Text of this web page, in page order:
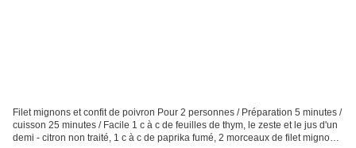
Filet mignons et confit de poivron Pour 2 personnes / Préparation 5 minutes /
cuisson 25 minutes / Facile 1 c à c de feuilles de thym, le zeste et le jus d'un
demi - citron non traité, 1 c à c de paprika fumé, 2 morceaux de filet mignon